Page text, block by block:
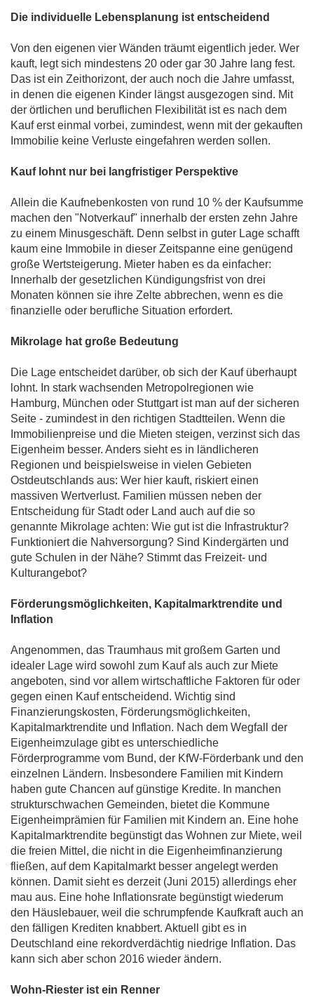
Die individuelle Lebensplanung ist entscheidend
Von den eigenen vier Wänden träumt eigentlich jeder. Wer
kauft, legt sich mindestens 20 oder gar 30 Jahre lang fest.
Das ist ein Zeithorizont, der auch noch die Jahre umfasst,
in denen die eigenen Kinder längst ausgezogen sind. Mit
der örtlichen und beruflichen Flexibilität ist es nach dem
Kauf erst einmal vorbei, zumindest, wenn mit der gekauften
Immobilie keine Verluste eingefahren werden sollen.
Kauf lohnt nur bei langfristiger Perspektive
Allein die Kaufnebenkosten von rund 10 % der Kaufsumme
machen den "Notverkauf" innerhalb der ersten zehn Jahre
zu einem Minusgeschäft. Denn selbst in guter Lage schafft
kaum eine Immobile in dieser Zeitspanne eine genügend
große Wertsteigerung. Mieter haben es da einfacher:
Innerhalb der gesetzlichen Kündigungsfrist von drei
Monaten können sie ihre Zelte abbrechen, wenn es die
finanzielle oder berufliche Situation erfordert.
Mikrolage hat große Bedeutung
Die Lage entscheidet darüber, ob sich der Kauf überhaupt
lohnt. In stark wachsenden Metropolregionen wie
Hamburg, München oder Stuttgart ist man auf der sicheren
Seite - zumindest in den richtigen Stadtteilen. Wenn die
Immobilienpreise und die Mieten steigen, verzinst sich das
Eigenheim besser. Anders sieht es in ländlicheren
Regionen und beispielsweise in vielen Gebieten
Ostdeutschlands aus: Wer hier kauft, riskiert einen
massiven Wertverlust. Familien müssen neben der
Entscheidung für Stadt oder Land auch auf die so
genannte Mikrolage achten: Wie gut ist die Infrastruktur?
Funktioniert die Nahversorgung? Sind Kindergärten und
gute Schulen in der Nähe? Stimmt das Freizeit- und
Kulturangebot?
Förderungsmöglichkeiten, Kapitalmarktrendite und
Inflation
Angenommen, das Traumhaus mit großem Garten und
idealer Lage wird sowohl zum Kauf als auch zur Miete
angeboten, sind vor allem wirtschaftliche Faktoren für oder
gegen einen Kauf entscheidend. Wichtig sind
Finanzierungskosten, Förderungsmöglichkeiten,
Kapitalmarktrendite und Inflation. Nach dem Wegfall der
Eigenheimzulage gibt es unterschiedliche
Förderprogramme vom Bund, der KfW-Förderbank und den
einzelnen Ländern. Insbesondere Familien mit Kindern
haben gute Chancen auf günstige Kredite. In manchen
strukturschwachen Gemeinden, bietet die Kommune
Eigenheimprämien für Familien mit Kindern an. Eine hohe
Kapitalmarktrendite begünstigt das Wohnen zur Miete, weil
die freien Mittel, die nicht in die Eigenheimfinanzierung
fließen, auf dem Kapitalmarkt besser angelegt werden
können. Damit sieht es derzeit (Juni 2015) allerdings eher
mau aus. Eine hohe Inflationsrate begünstigt wiederum
den Häuslebauer, weil die schrumpfende Kaufkraft auch an
den fälligen Krediten knabbert. Aktuell gibt es in
Deutschland eine rekordverdächtig niedrige Inflation. Das
kann sich aber schon 2016 wieder ändern.
Wohn-Riester ist ein Renner